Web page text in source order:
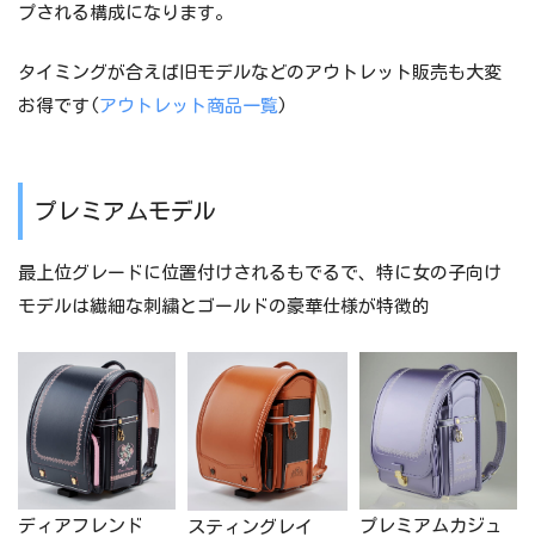
プされる構成になります。
タイミングが合えば旧モデルなどのアウトレット販売も大変
お得です( アウトレット商品一覧 )
プレミアムモデル
最上位グレードに位置付けされるもでるで、特に女の子向け
モデルは繊細な刺繍とゴールドの豪華仕様が特徴的
ディアフレンド スティングレイ
プレミアムカジュ